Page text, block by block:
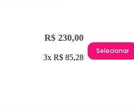
R$ 230,00
3x R$ 85,28
Selecionar